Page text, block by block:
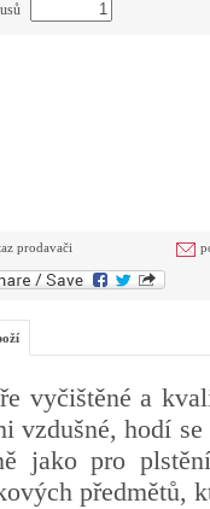
prodavači
vyčištěné a
vzdušné, hodí
jako pro
předmětů,